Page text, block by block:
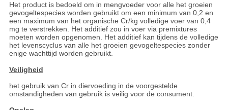
Het product is bedoeld om in mengvoeder voor alle het groeien
gevogeltespecies worden gebruikt om een minimum van 0,2 en
een maximum van het organische Cr/kg volledige voer van 0,4
mg te verstrekken. Het additief zou in voer via premixtures
moeten worden opgenomen. Het additief kan tijdens de volledige
het levenscyclus van alle het groeien gevogeltespecies zonder
enige wachttijd worden gebruikt.
Veiligheid
het gebruik van Cr in diervoeding in de voorgestelde
omstandigheden van gebruik is veilig voor de consument.